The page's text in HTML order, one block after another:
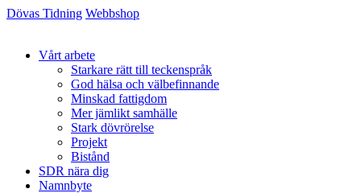
Dövas Tidning Webbshop
Vårt arbete
Starkare rätt till teckenspråk
God hälsa och välbefinnande
Minskad fattigdom
Mer jämlikt samhälle
Stark dövrörelse
Projekt
Bistånd
SDR nära dig
Namnbyte